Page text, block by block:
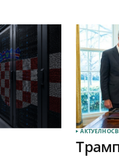
АКТУЕЛНО